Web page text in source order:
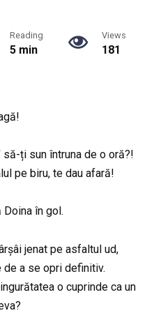
Reading
5 min
Views
181
să-ți sun întruna de o oră?!
pe biru, te dau afară!
în gol.
jenat pe asfaltul ud,
de a se opri definitiv.
o cuprinde ca un